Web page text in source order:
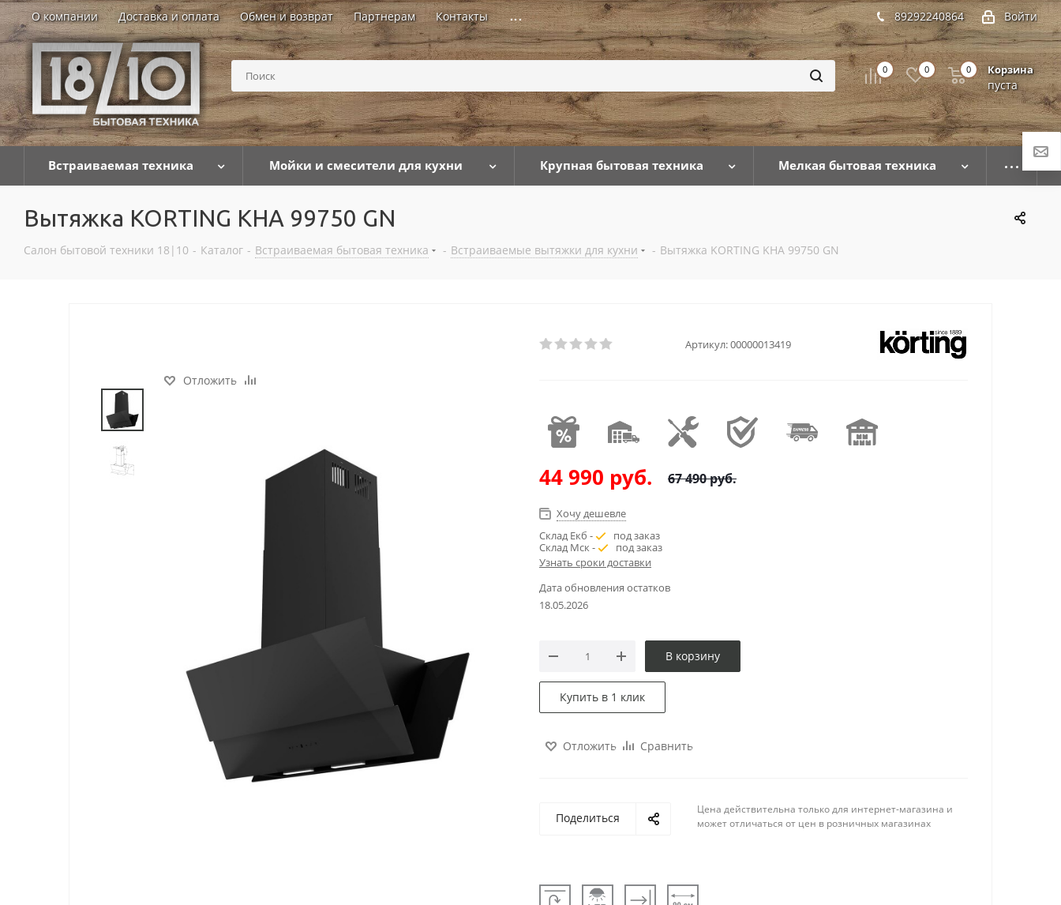
О компании Доставка и оплата Обмен и возврат Партнерам Контакты ... Войти
89292240864
0 0 Корзина
пуста
0
Встраиваемая техника Мойки и смесители для кухни Крупная бытовая техника Мелкая бытовая техника
Вытяжка KORTING KHA 99750 GN
Салон бытовой техники 18|10 - Каталог - Встраиваемая бытовая техника - Встраиваемые вытяжки для кухни - Вытяжка KORTING KHA 99750 GN
Отложить
Артикул:00000013419
44 990 руб. 67 490руб.
Хочу дешевле
Склад Екб -
под заказ
Склад Мск -
под заказ
Узнать сроки доставки
Дата обновления остатков
18.05.2026
В корзину
Купить в 1 клик
Отложить Сравнить
Поделиться
Цена действительна только для интернет-магазина и
может отличаться от цен в розничных магазинах